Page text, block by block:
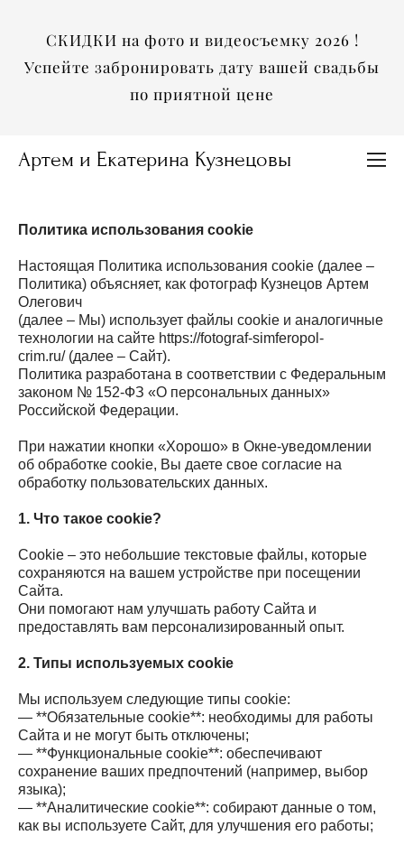
СКИДКИ на фото и видеосъемку 2026 !
Успейте забронировать дату вашей свадьбы
по приятной цене
Артем и Екатерина Кузнецовы
Политика использования cookie
Настоящая Политика использования cookie (далее –
Политика) объясняет, как фотограф Кузнецов Артем
Олегович
(далее – Мы) использует файлы cookie и аналогичные
технологии на сайте https://fotograf-simferopol-
crim.ru/ (далее – Сайт).
Политика разработана в соответствии с Федеральным
законом № 152-ФЗ «О персональных данных»
Российской Федерации.
При нажатии кнопки «Хорошо» в Окне-уведомлении
об обработке cookie, Вы даете свое согласие на
обработку пользовательских данных.
1. Что такое cookie?
Cookie – это небольшие текстовые файлы, которые
сохраняются на вашем устройстве при посещении
Сайта.
Они помогают нам улучшать работу Сайта и
предоставлять вам персонализированный опыт.
2. Типы используемых cookie
Мы используем следующие типы cookie:
— **Обязательные cookie**: необходимы для работы
Сайта и не могут быть отключены;
— **Функциональные cookie**: обеспечивают
сохранение ваших предпочтений (например, выбор
языка);
— **Аналитические cookie**: собирают данные о том,
как вы используете Сайт, для улучшения его работы;